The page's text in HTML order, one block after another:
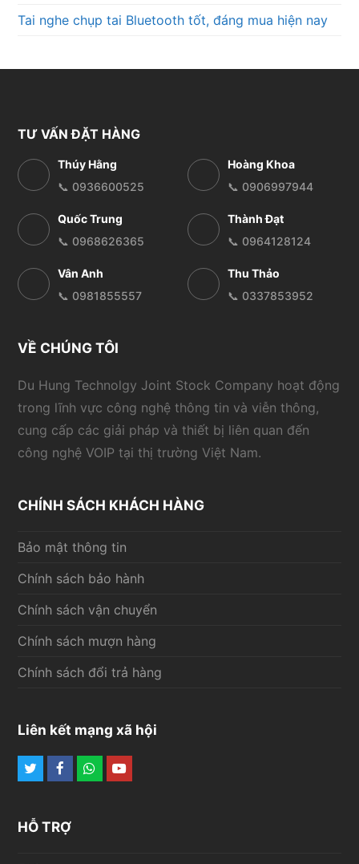
Tai nghe chụp tai Bluetooth tốt, đáng mua hiện nay
TƯ VẤN ĐẶT HÀNG
Thúy Hằng
📞 0936600525
Hoàng Khoa
📞 0906997944
Quốc Trung
📞 0968626365
Thành Đạt
📞 0964128124
Vân Anh
📞 0981855557
Thu Thảo
📞 0337853952
VỀ CHÚNG TÔI
Du Hung Technolgy Joint Stock Company hoạt động
trong lĩnh vực công nghệ thông tin và viễn thông,
cung cấp các giải pháp và thiết bị liên quan đến
công nghệ VOIP tại thị trường Việt Nam.
CHÍNH SÁCH KHÁCH HÀNG
Bảo mật thông tin
Chính sách bảo hành
Chính sách vận chuyển
Chính sách mượn hàng
Chính sách đổi trả hàng
Liên kết mạng xã hội
TwitterFacebook
Whatsapp
Youtube
HỖ TRỢ